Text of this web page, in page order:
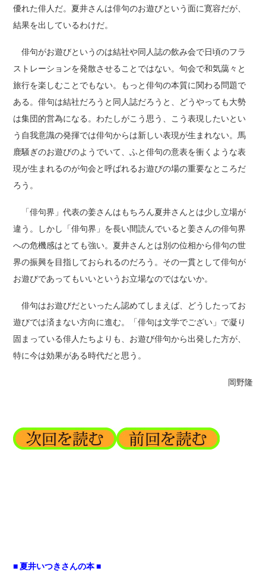
優れた俳人だ。夏井さんは俳句のお遊びという面に寛容だが、
結果を出しているわけだ。
俳句がお遊びというのは結社や同人誌の飲み会で日頃のフラ
ストレーションを発散させることではない。句会で和気藹々と
旅行を楽しむことでもない。もっと俳句の本質に関わる問題で
ある。俳句は結社だろうと同人誌だろうと、どうやっても大勢
は集団的営為になる。わたしがこう思う、こう表現したいとい
う自我意識の発揮では俳句からは新しい表現が生まれない。馬
鹿騒ぎのお遊びのようでいて、ふと俳句の意表を衝くような表
現が生まれるのが句会と呼ばれるお遊びの場の重要なところだ
ろう。
「俳句界」代表の姜さんはもちろん夏井さんとは少し立場が
違う。しかし「俳句界」を長い間読んでいると姜さんの俳句界
への危機感はとても強い。夏井さんとは別の位相から俳句の世
界の振興を目指しておられるのだろう。その一貫として俳句が
お遊びであってもいいというお立場なのではないか。
俳句はお遊びだといったん認めてしまえば、どうしたってお
遊びでは済まない方向に進む。「俳句は文学でござい」で凝り
固まっている俳人たちよりも、お遊び俳句から出発した方が、
特に今は効果がある時代だと思う。
岡野隆
■ 夏井いつきさんの本 ■